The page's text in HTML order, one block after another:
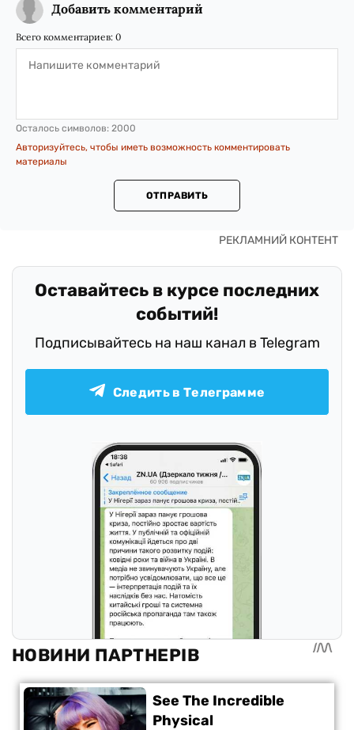
Добавить комментарий
Всего комментариев: 0
Осталось символов: 2000
Авторизуйтесь, чтобы иметь возможность комментировать
материалы
ОТПРАВИТЬ
Оставайтесь в курсе последних
событий!
Подписывайтесь на наш канал в Telegram
Следить в Телеграмме